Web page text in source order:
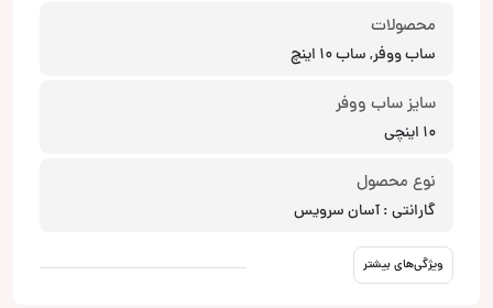
محصولات
ساب ووفر, ساب 10 اینچ
سایز ساب ووفر
10 اینچی
نوع محصول
گارانتی : آسان سرویس
ویژگی‌های بیشتر